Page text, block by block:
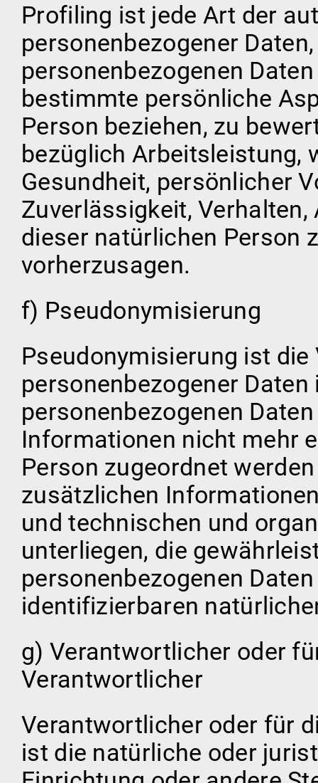
Profiling ist jede Art der
personenbezogener
personenbezogenen
bestimmte persönliche
Person beziehen, zu
bezüglich Arbeitsleistung,
Gesundheit, persönlicher
Zuverlässigkeit,
dieser natürlichen Person
vorherzusagen.
f) Pseudonymisierung
Pseudonymisierung ist die
personenbezogener
personenbezogenen
Informationen nicht mehr
Person zugeordnet
zusätzlichen
und technischen und
unterliegen, die
personenbezogenen
identifizierbaren
g) Verantwortlicher oder
Verantwortlicher
Verantwortlicher oder für
ist die natürliche oder